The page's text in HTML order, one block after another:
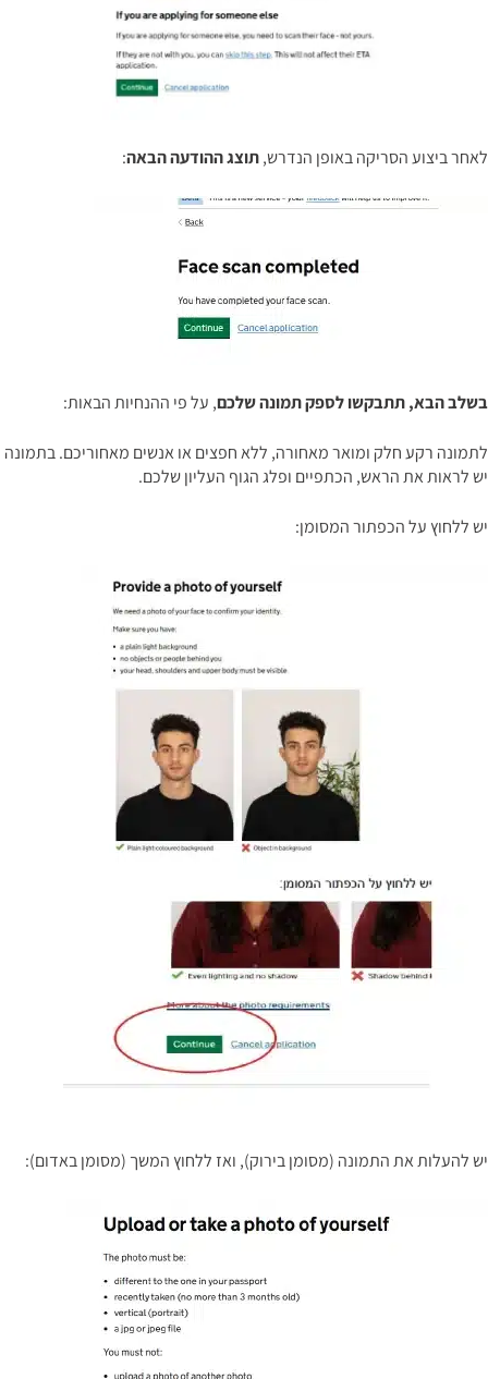
לאחר ביצוע הסריקה באופן הנדרש,תוצג ההודעה הבאה:
בשלב הבא, תתבקשו לספק תמונה שלכם, על פי ההנחיות הבאות:
לתמונה רקע חלק ומואר מאחורה, ללא חפצים או אנשים מאחוריכם. בתמונה
יש לראות את הראש, הכתפיים ופלג הגוף העליון שלכם.
יש ללחוץ על הכפתור המסומן:
יש להעלות את התמונה (מסומן בירוק), ואז ללחוץ המשך (מסומן באדום):